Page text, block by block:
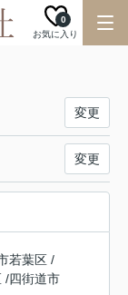
お気に入り
0
変更
変更
若葉区 /
/四街道市